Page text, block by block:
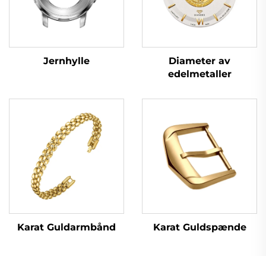
Jernhylle
Diameter av
edelmetaller
Karat Guldarmbånd Karat Guldspænde